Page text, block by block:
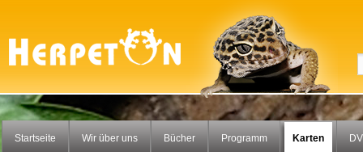
Startseite Wir über uns Bücher Programm Karten